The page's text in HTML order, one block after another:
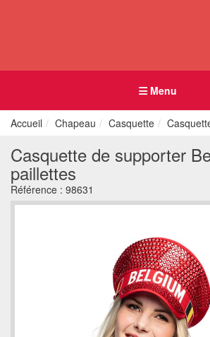
Menu
Accueil Chapeau Casquette
Casquette de supporter
paillettes
Référence : 98631